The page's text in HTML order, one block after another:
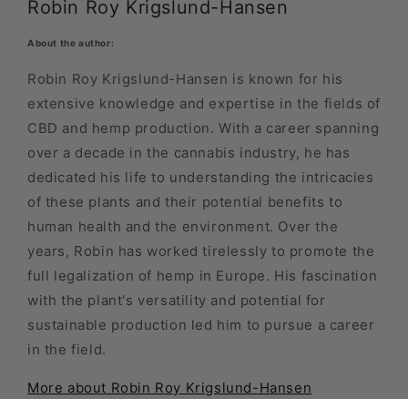
Robin Roy Krigslund-Hansen
About the author:
Robin Roy Krigslund-Hansen is known for his
extensive knowledge and expertise in the fields of
CBD and hemp production. With a career spanning
over a decade in the cannabis industry, he has
dedicated his life to understanding the intricacies
of these plants and their potential benefits to
human health and the environment. Over the
years, Robin has worked tirelessly to promote the
full legalization of hemp in Europe. His fascination
with the plant's versatility and potential for
sustainable production led him to pursue a career
in the field.
More about Robin Roy Krigslund-Hansen